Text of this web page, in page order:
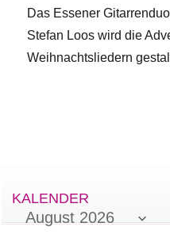
Das Essener
Stefan Loos wird die
Weihnachtsliedern
KALENDER